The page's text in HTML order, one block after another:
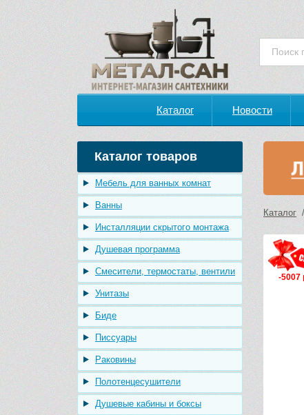
Каталог Новости
Каталог товаров
Мебель для ванных комнат
Ванны
Инсталляции скрытого монтажа
Душевая программа
Смесители, термостаты, вентили
Унитазы
Биде
Писсуары
Раковины
Полотенцесушители
Душевые кабины и боксы
Каталог
-5007